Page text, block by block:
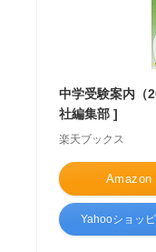
中学受験案内（
社編集部 ]
楽天ブックス
Amazon
Yahooショッ